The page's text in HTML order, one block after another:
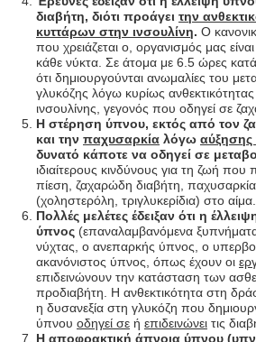
διαβήτη, διότι προάγει την
κυττάρων στην ινσουλίνη. Ο
που χρειάζεται ο, οργανισμός μας
κάθε νύκτα. Σε άτομα με 6.5 ώρες
ότι δημιουργούνται ανωμαλίες του
γλυκόζης λόγω κυρίως
ινσουλίνης, γεγονός που οδηγεί σε
Η στέρηση ύπνου, εκτός από τον
και την παχυσαρκία λόγω αύξησης
δυνατό κάποτε να οδηγεί σε
ιδιαίτερους κινδύνους για τη ζωή
πίεση, ζαχαρώδη διαβήτη, παχυσαρκία
(χοληστερόλη, τριγλυκερίδια) στο αίμα.
Πολλές μελέτες έδειξαν ότι η
ύπνος (επαναλαμβανόμενα
νύχτας, ο ανεπαρκής ύπνος, ο
ακανόνιστος ύπνος, όπως έχουν οι
επιδεινώνουν την κατάσταση των
προδιαβήτη. Η ανθεκτικότητα στη
η δυσανεξία στη γλυκόζη που
ύπνου οδηγεί σε ή επιδεινώνει τις
Η αποφρακτική άπνοια ύπνου